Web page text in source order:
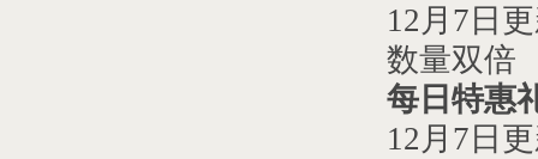
12 月 7 日
数量双倍
每日特惠
12 月 7 日